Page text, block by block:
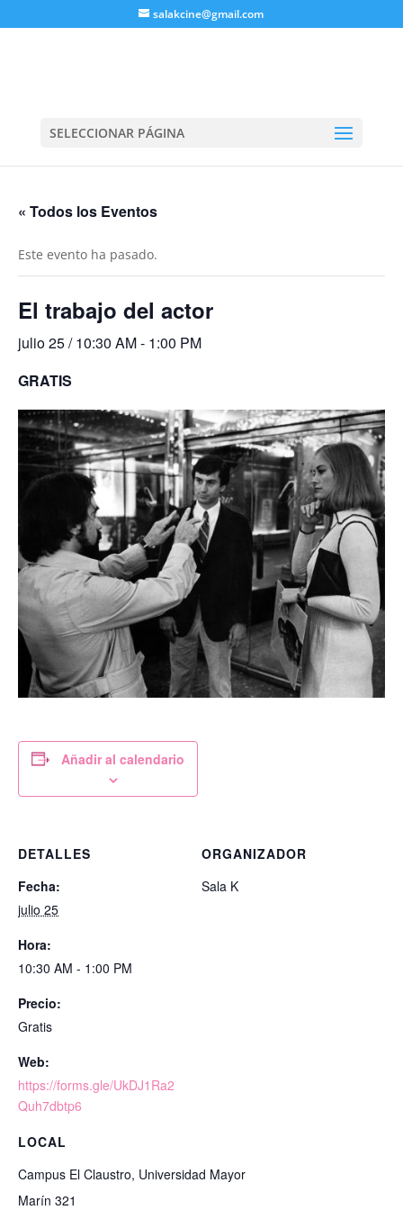
salakcine@gmail.com
SELECCIONAR PÁGINA
« Todos los Eventos
Este evento ha pasado.
El trabajo del actor
julio 25 / 10:30 AM- 1:00 PM
GRATIS
Añadir al calendario
DETALLES
Fecha:
julio 25
Hora:
10:30 AM - 1:00 PM
Precio:
Gratis
Web:
https://forms.gle/UkDJ1Ra2
Quh7dbtp6
LOCAL
Campus El Claustro, Universidad Mayor
Marín 321
ORGANIZADOR
Sala K